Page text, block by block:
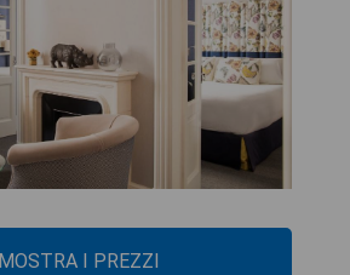
MOSTRA I PREZZI